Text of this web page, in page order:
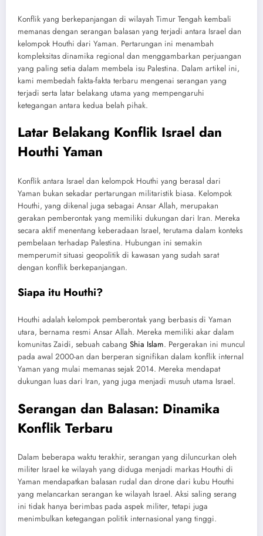
Konflik yang berkepanjangan di wilayah Timur Tengah kembali
memanas dengan serangan balasan yang terjadi antara Israel dan
kelompok Houthi dari Yaman. Pertarungan ini menambah
kompleksitas dinamika regional dan menggambarkan perjuangan
yang paling setia dalam membela isu Palestina. Dalam artikel ini,
kami membedah fakta-fakta terbaru mengenai serangan yang
terjadi serta latar belakang utama yang mempengaruhi
ketegangan antara kedua belah pihak.
Latar Belakang Konflik Israel dan
Houthi Yaman
Konflik antara Israel dan kelompok Houthi yang berasal dari
Yaman bukan sekadar pertarungan militaristik biasa. Kelompok
Houthi, yang dikenal juga sebagai Ansar Allah, merupakan
gerakan pemberontak yang memiliki dukungan dari Iran. Mereka
secara aktif menentang keberadaan Israel, terutama dalam konteks
pembelaan terhadap Palestina. Hubungan ini semakin
memperumit situasi geopolitik di kawasan yang sudah sarat
dengan konflik berkepanjangan.
Siapa itu Houthi?
Houthi adalah kelompok pemberontak yang berbasis di Yaman
utara, bernama resmi Ansar Allah. Mereka memiliki akar dalam
komunitas Zaidi, sebuah cabang Shia Islam. Pergerakan ini muncul
pada awal 2000-an dan berperan signifikan dalam konflik internal
Yaman yang mulai memanas sejak 2014. Mereka mendapat
dukungan luas dari Iran, yang juga menjadi musuh utama Israel.
Serangan dan Balasan: Dinamika
Konflik Terbaru
Dalam beberapa waktu terakhir, serangan yang diluncurkan oleh
militer Israel ke wilayah yang diduga menjadi markas Houthi di
Yaman mendapatkan balasan rudal dan drone dari kubu Houthi
yang melancarkan serangan ke wilayah Israel. Aksi saling serang
ini tidak hanya berimbas pada aspek militer, tetapi juga
menimbulkan ketegangan politik internasional yang tinggi.